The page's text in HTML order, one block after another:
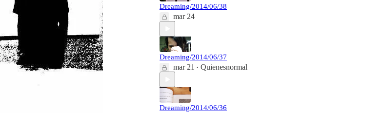
Dreaming/2014/06/38
mar 24
Dreaming/2014/06/37
mar 21 • Quienesnormal
Dreaming/2014/06/36